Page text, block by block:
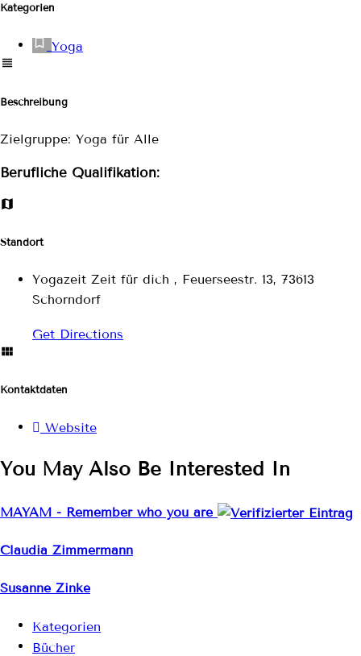
Kategorien
Yoga
Beschreibung
Zielgruppe: Yoga für Alle
Berufliche Qualifikation:
Standort
Yogazeit Zeit für dich , Feuerseestr. 13, 73613
Schorndorf
Get Directions
Kontaktdaten
Website
You May Also Be Interested In
MAYAM - Remember who you are
Claudia Zimmermann
Susanne Zinke
Kategorien
Bücher